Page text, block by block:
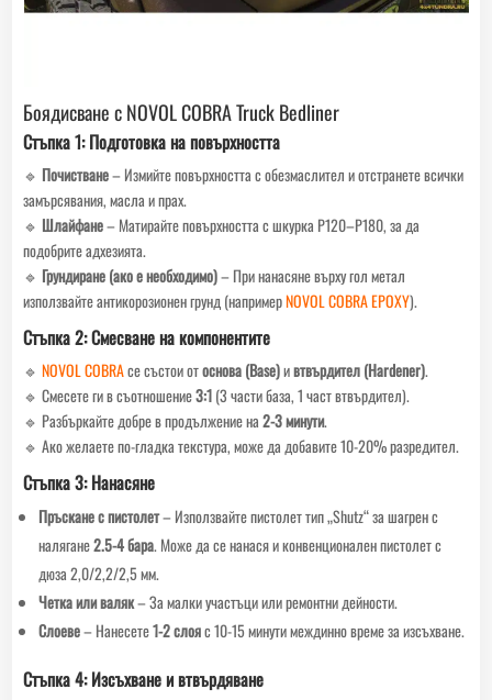
Боядисване с NOVOL COBRA Truck Bedliner
Стъпка 1: Подготовка на повърхността
🔹 Почистване– Измийте повърхността с обезмаслител и отстранете всички
замърсявания, масла и прах.
🔹 Шлайфане– Матирайте повърхността с шкурка P120–P180, за да
подобрите адхезията.
🔹 Грундиране (ако е необходимо)– При нанасяне върху гол метал
използвайте антикорозионен грунд (напримерNOVOL COBRA EPOXY).
Стъпка 2: Смесване на компонентите
🔹NOVOL COBRAсе състои отоснова (Base)ивтвърдител (Hardener).
🔹 Смесете ги в съотношение3:1(3 части база, 1 част втвърдител).
🔹 Разбъркайте добре в продължение на2-3 минути.
🔹 Ако желаете по-гладка текстура, може да добавите 10-20% разредител.
Стъпка 3: Нанасяне
Пръскане с пистолет– Използвайте пистолет тип „Shutz“ за шагрен с
налягане2.5-4 бара. Може да се нанася и конвенционален пистолет с
дюза 2,0/2,2/2,5 мм.
Четка или валяк– За малки участъци или ремонтни дейности.
Слоеве– Нанесете1-2 слояс 10-15 минути междинно време за изсъхване.
Стъпка 4: Изсъхване и втвърдяване